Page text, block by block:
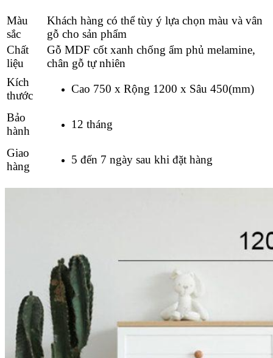
Màu
sắc
Khách hàng có thể tùy ý lựa chọn màu và vân
gỗ cho sản phẩm
Chất
liệu
Gỗ MDF cốt xanh chống ẩm phủ melamine,
chân gỗ tự nhiên
Kích
thước
Cao 750 x Rộng 1200 x Sâu 450(mm)
Bảo
hành
12 tháng
Giao
hàng
5 đến 7 ngày sau khi đặt hàng